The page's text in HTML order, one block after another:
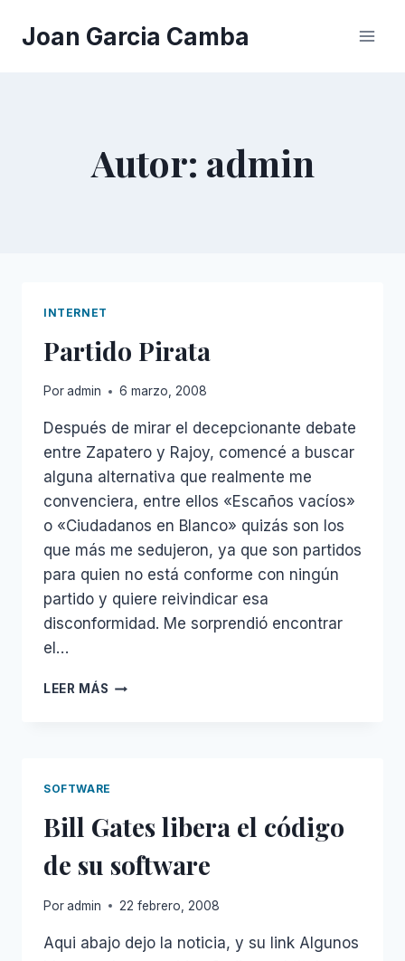
Joan Garcia Camba
Autor: admin
INTERNET
Partido Pirata
Poradmin 6 marzo, 2008
Después de mirar el decepcionante debate
entre Zapatero y Rajoy, comencé a buscar
alguna alternativa que realmente me
convenciera, entre ellos «Escaños vacíos»
o «Ciudadanos en Blanco» quizás son los
que más me sedujeron, ya que son partidos
para quien no está conforme con ningún
partido y quiere reivindicar esa
disconformidad. Me sorprendió encontrar
el…
LEER MÁS PARTIDO
SOFTWARE
Bill Gates libera el código
de su software
Poradmin 22 febrero, 2008
Aqui abajo dejo la noticia, y su link Algunos